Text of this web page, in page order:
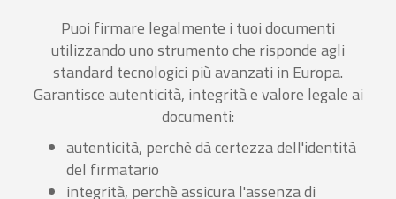
Puoi firmare legalmente i tuoi documenti
utilizzando uno strumento che risponde agli
standard tecnologici più avanzati in Europa.
Garantisce autenticità, integrità e valore legale ai
documenti:
autenticità, perchè dà certezza dell'identità
del firmatario
integrità, perchè assicura l'assenza di